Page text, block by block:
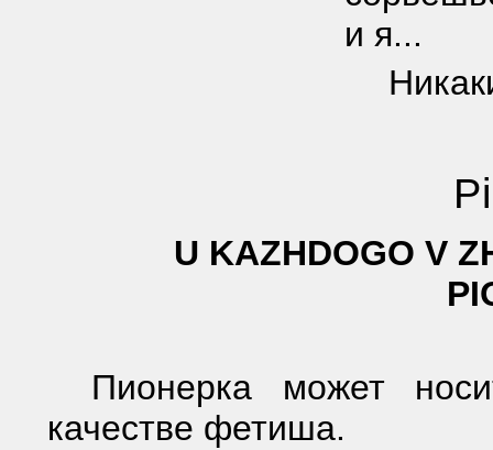
и я...
U KAZHDOGO V
Пионерка может
качестве фетиша.